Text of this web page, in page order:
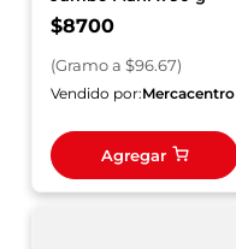
$8700
(Gramoa $96.67)
Vendido por:Mercacentro
Agregar